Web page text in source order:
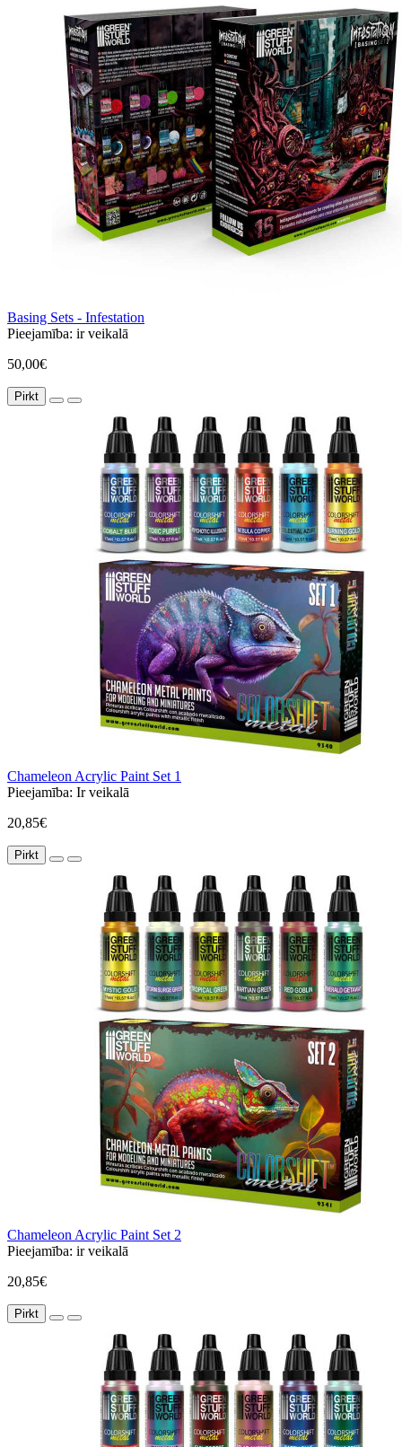
Basing Sets - Infestation
Pieejamība: ir veikalā
50,00€
Pirkt
Chameleon Acrylic Paint Set 1
Pieejamība: Ir veikalā
20,85€
Pirkt
Chameleon Acrylic Paint Set 2
Pieejamība: ir veikalā
20,85€
Pirkt